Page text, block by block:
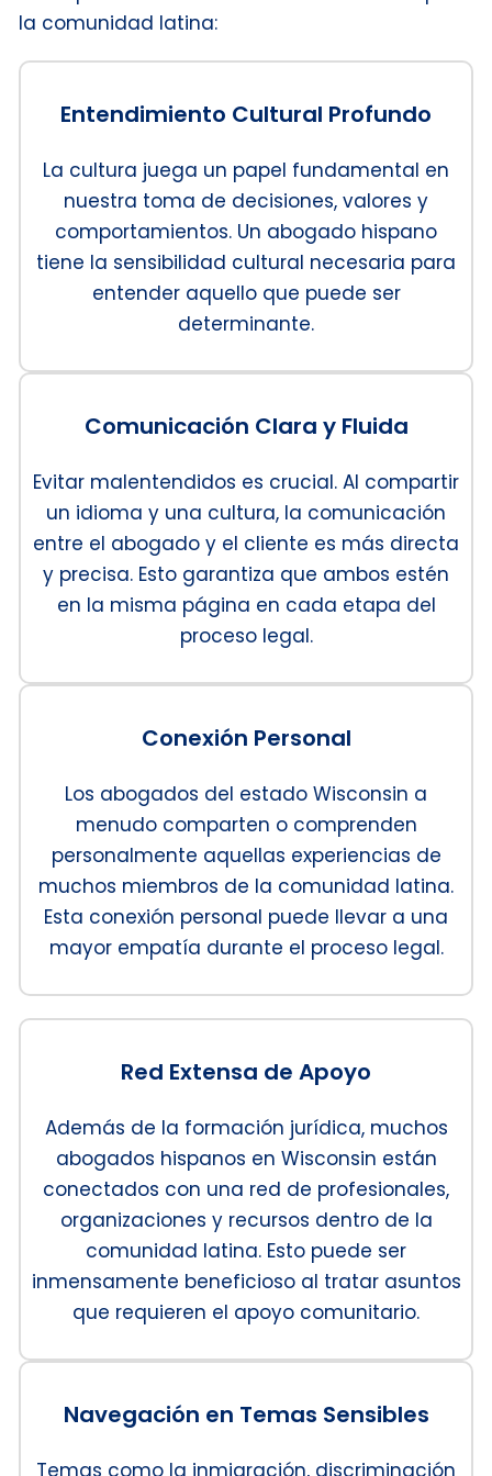
la comunidad latina:
Entendimiento Cultural Profundo
La cultura juega un papel fundamental en
nuestra toma de decisiones, valores y
comportamientos. Un abogado hispano
tiene la sensibilidad cultural necesaria para
entender aquello que puede ser
determinante.
Comunicación Clara y Fluida
Evitar malentendidos es crucial. Al compartir
un idioma y una cultura, la comunicación
entre el abogado y el cliente es más directa
y precisa. Esto garantiza que ambos estén
en la misma página en cada etapa del
proceso legal.
Conexión Personal
Los abogados del estado Wisconsin a
menudo comparten o comprenden
personalmente aquellas experiencias de
muchos miembros de la comunidad latina.
Esta conexión personal puede llevar a una
mayor empatía durante el proceso legal.
Red Extensa de Apoyo
Además de la formación jurídica, muchos
abogados hispanos en Wisconsin están
conectados con una red de profesionales,
organizaciones y recursos dentro de la
comunidad latina. Esto puede ser
inmensamente beneficioso al tratar asuntos
que requieren el apoyo comunitario.
Navegación en Temas Sensibles
Temas como la inmigración, discriminación